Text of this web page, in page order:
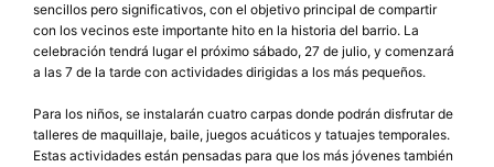
sencillos pero significativos, con el objetivo principal de compartir
con los vecinos este importante hito en la historia del barrio. La
celebración tendrá lugar el próximo sábado, 27 de julio, y comenzará
a las 7 de la tarde con actividades dirigidas a los más pequeños.
Para los niños, se instalarán cuatro carpas donde podrán disfrutar de
talleres de maquillaje, baile, juegos acuáticos y tatuajes temporales.
Estas actividades están pensadas para que los más jóvenes también